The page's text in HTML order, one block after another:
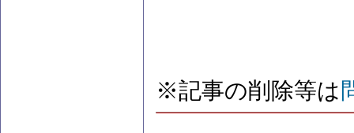
※記事の削除等は